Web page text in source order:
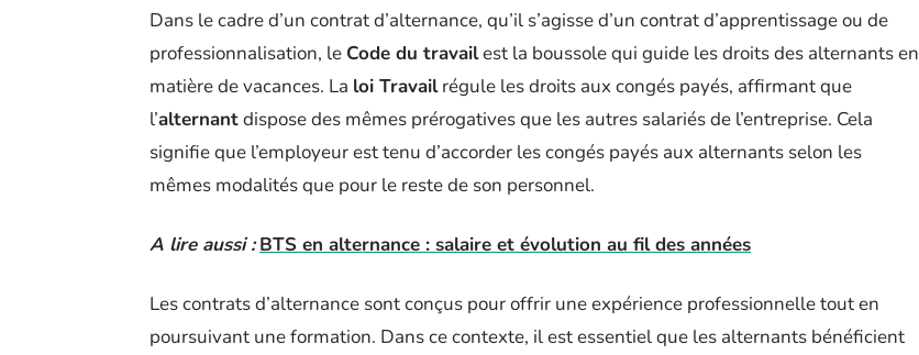
Dans le cadre d’un contrat d’alternance, qu’il s’agisse d’un contrat d’apprentissage ou de
professionnalisation, le Code du travailest la boussole qui guide les droits des alternants en
matière de vacances. La loi Travailrégule les droits aux congés payés, affirmant que
l’alternantdispose des mêmes prérogatives que les autres salariés de l’entreprise. Cela
signifie que l’employeur est tenu d’accorder les congés payés aux alternants selon les
mêmes modalités que pour le reste de son personnel.
A lire aussi : BTS en alternance : salaire et évolution au fil des années
Les contrats d’alternance sont conçus pour offrir une expérience professionnelle tout en
poursuivant une formation. Dans ce contexte, il est essentiel que les alternants bénéficient